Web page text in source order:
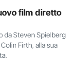
film diretto
da Steven Spielberg
Firth, alla sua